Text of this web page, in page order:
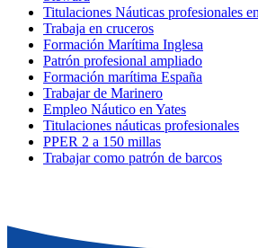
Titulaciones Náuticas profesionales
Trabaja en cruceros
Formación Marítima Inglesa
Patrón profesional ampliado
Formación marítima España
Trabajar de Marinero
Empleo Náutico en Yates
Titulaciones náuticas profesionales
PPER 2 a 150 millas
Trabajar como patrón de barcos